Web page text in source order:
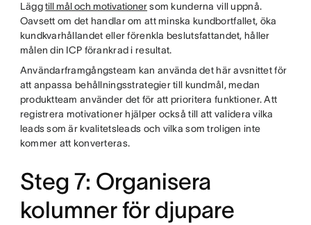
Läggtill mål och motivationersom kunderna vill uppnå.
Oavsett om det handlar om att minska kundbortfallet, öka
kundkvarhållandet eller förenkla beslutsfattandet, håller
målen din ICP förankrad i resultat.
Användarframgångsteam kan använda det här avsnittet för
att anpassa behållningsstrategier till kundmål, medan
produktteam använder det för att prioritera funktioner. Att
registrera motivationer hjälper också till att validera vilka
leads som är kvalitetsleads och vilka som troligen inte
kommer att konverteras.
Steg 7: Organisera
kolumner för djupare